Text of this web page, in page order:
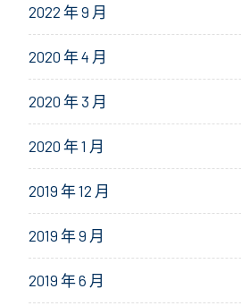
2022 年 9 月
2020 年 4 月
2020 年 3 月
2020 年 1 月
2019 年 12 月
2019 年 9 月
2019 年 6 月